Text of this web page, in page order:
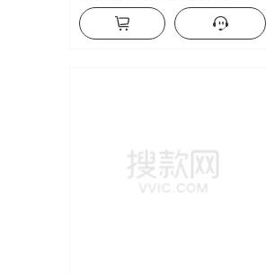
Ajustado Cuello redondo Base Más
grosor Pelo Interior Ponerse al día
Ropa